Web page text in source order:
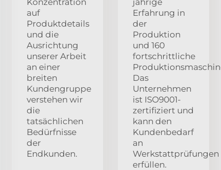
auf
Produktdetails
und die
Ausrichtung
unserer Arbeit
an einer
breiten
Kundengruppe
verstehen wir
die
tatsächlichen
Bedürfnisse
der
Endkunden.
Erfahrung in
der
Produktion
und 160
fortschrittliche
Das
Unternehmen
ist ISO9001-
zertifiziert und
kann den
Kundenbedarf
an
Werkstattprüfungen
erfüllen.